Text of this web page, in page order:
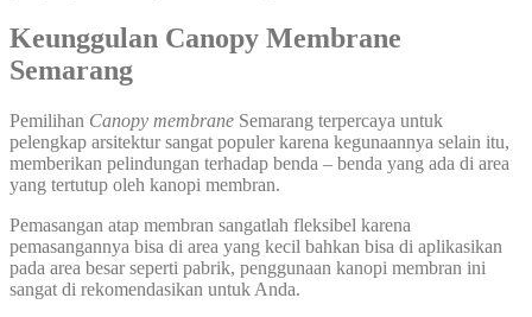
Keunggulan Canopy Membrane
Semarang
Pemilihan Canopy membrane Semarang terpercaya untuk
pelengkap arsitektur sangat populer karena kegunaannya selain itu,
memberikan pelindungan terhadap benda – benda yang ada di area
yang tertutup oleh kanopi membran.
Pemasangan atap membran sangatlah fleksibel karena
pemasangannya bisa di area yang kecil bahkan bisa di aplikasikan
pada area besar seperti pabrik, penggunaan kanopi membran ini
sangat di rekomendasikan untuk Anda.